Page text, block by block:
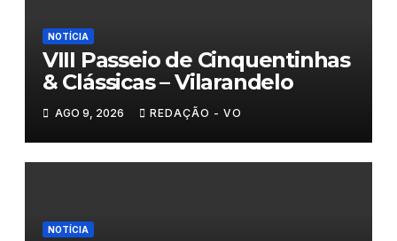
NOTÍCIA
VIII Passeio de Cinquentinhas
& Clássicas – Vilarandelo
AGO 9, 2026 REDAÇÃO - VO
NOTÍCIA